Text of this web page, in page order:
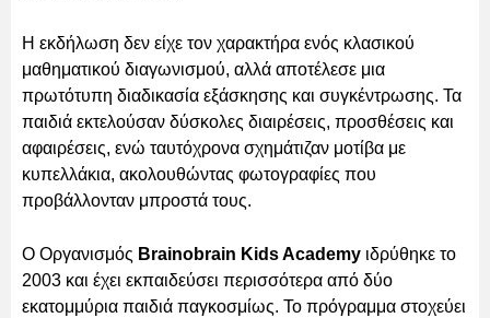
Η εκδήλωση δεν είχε τον χαρακτήρα ενός κλασικού
μαθηματικού διαγωνισμού, αλλά αποτέλεσε μια
πρωτότυπη διαδικασία εξάσκησης και συγκέντρωσης. Τα
παιδιά εκτελούσαν δύσκολες διαιρέσεις, προσθέσεις και
αφαιρέσεις, ενώ ταυτόχρονα σχημάτιζαν μοτίβα με
κυπελλάκια, ακολουθώντας φωτογραφίες που
προβάλλονταν μπροστά τους.
Ο Οργανισμός Brainobrain Kids Academy ιδρύθηκε το
2003 και έχει εκπαιδεύσει περισσότερα από δύο
εκατομμύρια παιδιά παγκοσμίως. Το πρόγραμμα στοχεύει